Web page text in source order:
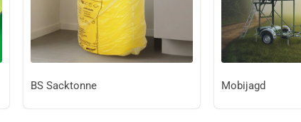
BS Sacktonne Mobijagd